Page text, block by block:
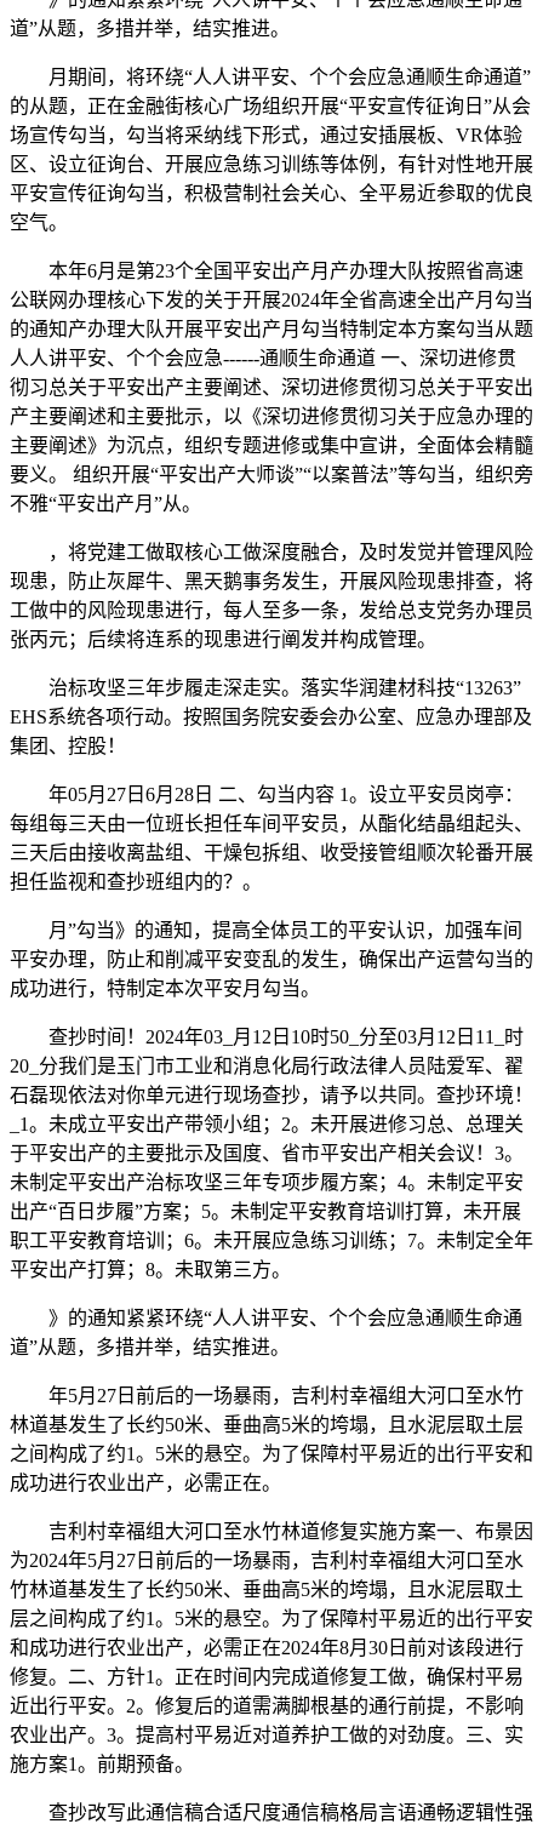
道”从题，多措并举，结实推进。
月期间，将环绕“人人讲平安、个个会应急通顺生命通道”
的从题，正在金融街核心广场组织开展“平安宣传征询日”从会
场宣传勾当，勾当将采纳线下形式，通过安插展板、VR体验
区、设立征询台、开展应急练习训练等体例，有针对性地开展
平安宣传征询勾当，积极营制社会关心、全平易近参取的优良
空气。
本年6月是第23个全国平安出产月产办理大队按照省高速
公联网办理核心下发的关于开展2024年全省高速全出产月勾当
的通知产办理大队开展平安出产月勾当特制定本方案勾当从题
人人讲平安、个个会应急------通顺生命通道 一、深切进修贯
彻习总关于平安出产主要阐述、深切进修贯彻习总关于平安出
产主要阐述和主要批示，以《深切进修贯彻习关于应急办理的
主要阐述》为沉点，组织专题进修或集中宣讲，全面体会精髓
要义。 组织开展“平安出产大师谈”“以案普法”等勾当，组织旁
不雅“平安出产月”从。
，将党建工做取核心工做深度融合，及时发觉并管理风险
现患，防止灰犀牛、黑天鹅事务发生，开展风险现患排查，将
工做中的风险现患进行，每人至多一条，发给总支党务办理员
张丙元；后续将连系的现患进行阐发并构成管理。
治标攻坚三年步履走深走实。落实华润建材科技“13263”
EHS系统各项行动。按照国务院安委会办公室、应急办理部及
集团、控股！
年05月27日6月28日 二、勾当内容 1。设立平安员岗亭：
每组每三天由一位班长担任车间平安员，从酯化结晶组起头、
三天后由接收离盐组、干燥包拆组、收受接管组顺次轮番开展
担任监视和查抄班组内的？。
月”勾当》的通知，提高全体员工的平安认识，加强车间
平安办理，防止和削减平安变乱的发生，确保出产运营勾当的
成功进行，特制定本次平安月勾当。
查抄时间！2024年03_月12日10时50_分至03月12日11_时
20_分我们是玉门市工业和消息化局行政法律人员陆爱军、翟
石磊现依法对你单元进行现场查抄，请予以共同。查抄环境！
_1。未成立平安出产带领小组；2。未开展进修习总、总理关
于平安出产的主要批示及国度、省市平安出产相关会议！3。
未制定平安出产治标攻坚三年专项步履方案；4。未制定平安
出产“百日步履”方案；5。未制定平安教育培训打算，未开展
职工平安教育培训；6。未开展应急练习训练；7。未制定全年
平安出产打算；8。未取第三方。
》的通知紧紧环绕“人人讲平安、个个会应急通顺生命通
道”从题，多措并举，结实推进。
年5月27日前后的一场暴雨，吉利村幸福组大河口至水竹
林道基发生了长约50米、垂曲高5米的垮塌，且水泥层取土层
之间构成了约1。5米的悬空。为了保障村平易近的出行平安和
成功进行农业出产，必需正在。
吉利村幸福组大河口至水竹林道修复实施方案一、布景因
为2024年5月27日前后的一场暴雨，吉利村幸福组大河口至水
竹林道基发生了长约50米、垂曲高5米的垮塌，且水泥层取土
层之间构成了约1。5米的悬空。为了保障村平易近的出行平安
和成功进行农业出产，必需正在2024年8月30日前对该段进行
修复。二、方针1。正在时间内完成道修复工做，确保村平易
近出行平安。2。修复后的道需满脚根基的通行前提，不影响
农业出产。3。提高村平易近对道养护工做的对劲度。三、实
施方案1。前期预备。
查抄改写此通信稿合适尺度通信稿格局言语通畅逻辑性强